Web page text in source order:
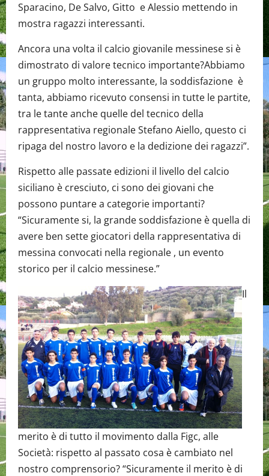
Sparacino, De Salvo, Gitto e Alessio mettendo in
mostra ragazzi interessanti.
Ancora una volta il calcio giovanile messinese si è
dimostrato di valore tecnico importante?Abbiamo
un gruppo molto interessante, la soddisfazione è
tanta, abbiamo ricevuto consensi in tutte le partite,
tra le tante anche quelle del tecnico della
rappresentativa regionale Stefano Aiello, questo ci
ripaga del nostro lavoro e la dedizione dei ragazzi”.
Rispetto alle passate edizioni il livello del calcio
siciliano è cresciuto, ci sono dei giovani che
possono puntare a categorie importanti?
“Sicuramente si, la grande soddisfazione è quella di
avere ben sette giocatori della rappresentativa di
messina convocati nella regionale , un evento
storico per il calcio messinese.”
Il
merito è di tutto il movimento dalla Figc, alle
Società: rispetto al passato cosa è cambiato nel
nostro comprensorio? “Sicuramente il merito è di